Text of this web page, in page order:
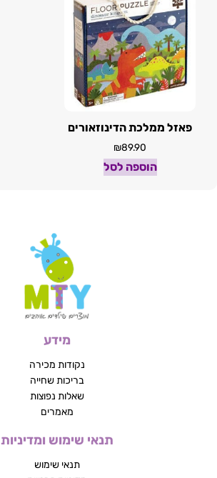
פאזל ממלכת הדינוזאורים
₪89.90
הוספה לסל
מידע
נקודות מכירה
בריכות שחייה
שאלות נפוצות
מאמרים
תנאי שימוש ומדיניות
תנאי שימוש